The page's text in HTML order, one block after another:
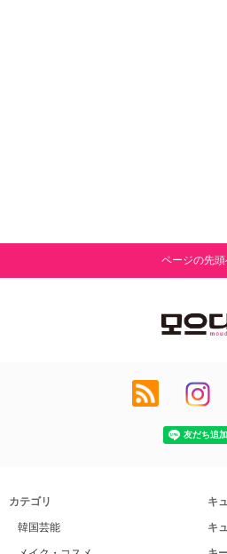
ページの先
カテゴリ
韓国芸能
キ
キ